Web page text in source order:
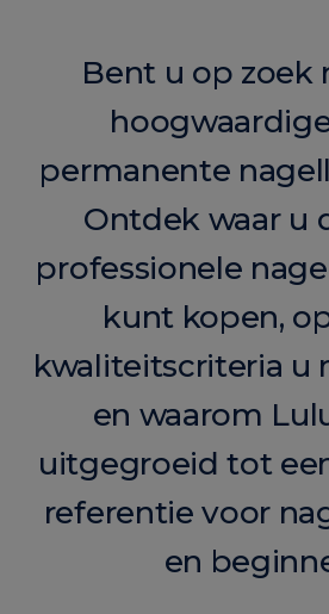
Bent u op zoek
permanente
Ontdek waar u
professionele
kunt kopen,
kwaliteitscriteria u
en waarom
uitgegroeid tot
referentie voor
en